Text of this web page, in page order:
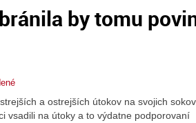
by tomu
a ostrejších útokov na svojich
vsadili na útoky a to výdatne podporovaní